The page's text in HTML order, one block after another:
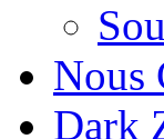
Nous
Dark